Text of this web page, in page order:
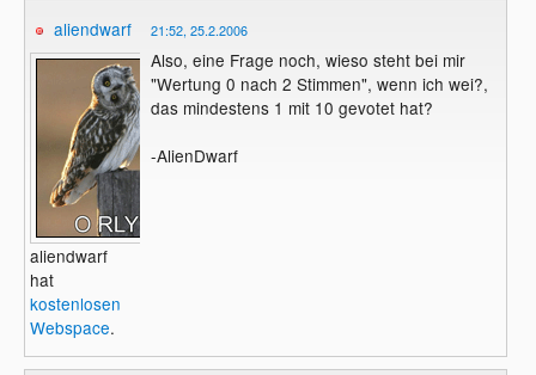
aliendwarf
aliendwarf
hat
kostenlosen
Webspace.
21:52, 25.2.2006
Also, eine Frage noch, wieso steht bei mir
"Wertung 0 nach 2 Stimmen", wenn ich wei?,
das mindestens 1 mit 10 gevotet hat?
-AlienDwarf